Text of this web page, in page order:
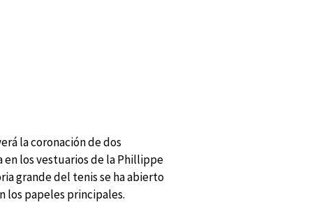
la coronación de dos
los vestuarios de la Phillippe
grande del tenis se ha abierto
los papeles principales.